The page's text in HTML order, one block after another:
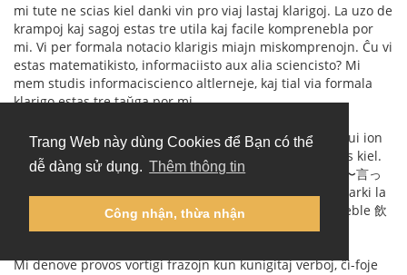
Trang Web này dùng Cookies để Bạn có thể
dễ dàng sử dụng. Thêm thông tin
Công nhận, thừa nhận
mi tute ne scias kiel danki vin pro viaj lastaj klarigoj. La uzo de
krampoj kaj sagoj estas tre utila kaj facile komprenebla por
mi. Vi per formala notacio klarigis miajn miskomprenojn. Ĉu vi
estas matematikisto, informaciisto aux alia sciencisto? Mi
mem studis informaciscienco altlerneje, kaj tial via formala
klarigo estas tre taŭga por mi.
Mi jam vidis mian eraron (bildo 1). Mi fakte celis konstrui ion
similan al (I) (たり〜たりする) (
), tamen mi ne sciis kiel.
Mi ankaŭ komprenas la eblan dusencecon de (H) (飲み〜言っ
), tamen eble parolante oni povas marki la
intencitan signifcon per paŭzado aŭ intonacio, ĉu? Ĉu eble 飲
み言ってーー忘れた kontraŭ 飲みーー言って忘れた?
Mi denove provos vortigi frazojn kun kunigitaj verboj, ĉi-foje